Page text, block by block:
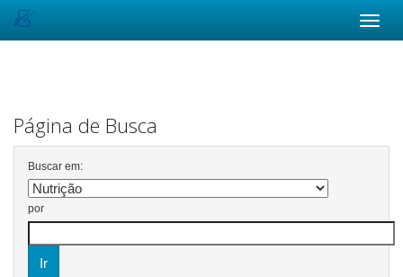
Página de Busca
Buscar em:
por